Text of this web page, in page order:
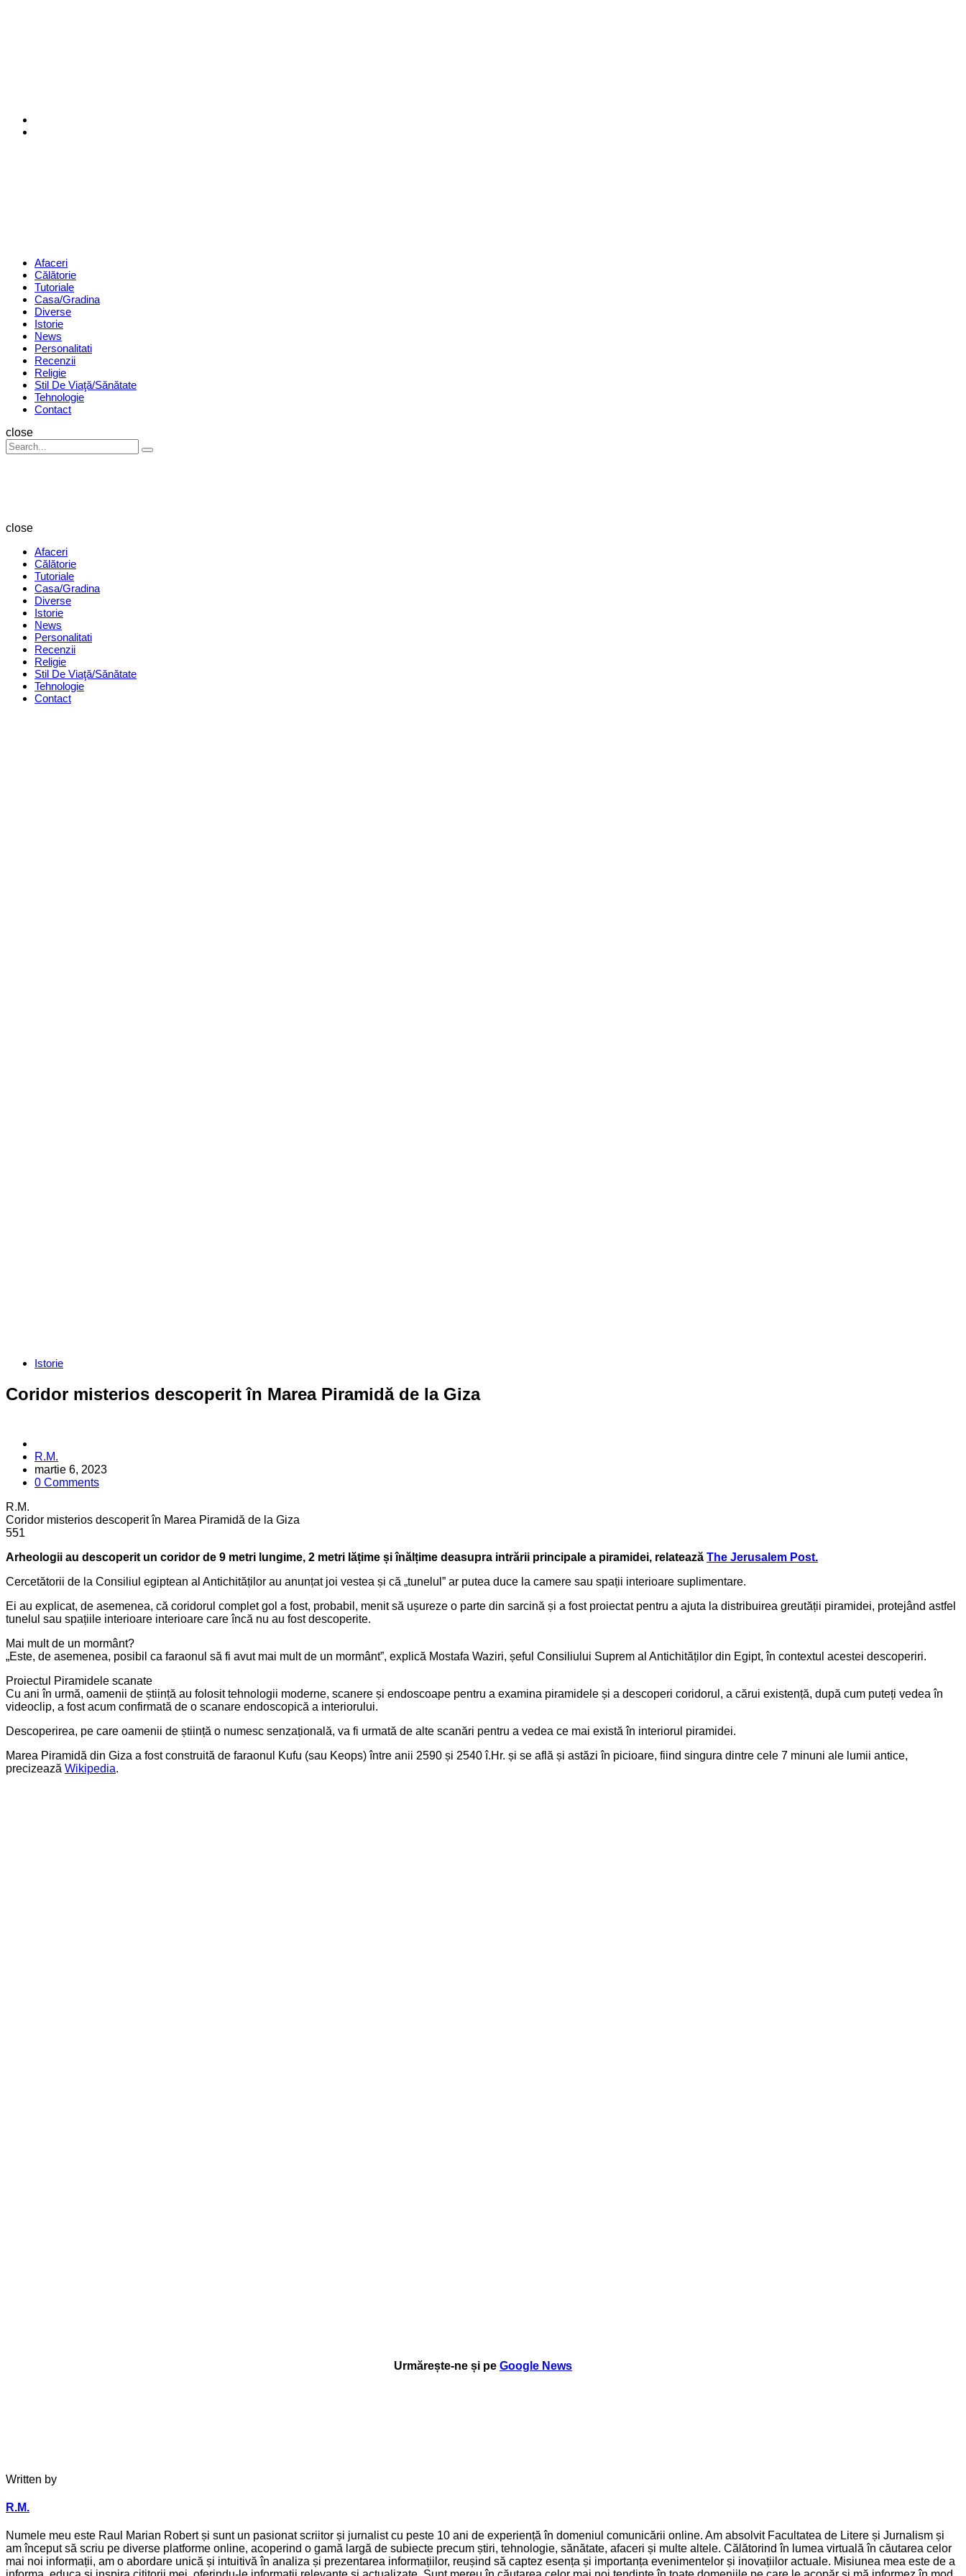
Menu Afaceri
Călătorie
Tutoriale
Casa/Gradina
Diverse
Istorie
News
Personalitati
Recenzii
Religie
Stil De Viaţă/Sănătate
Tehnologie
Contact
Search
close
Search
for:
Search
close
Afaceri
Călătorie
Tutoriale
Casa/Gradina
Diverse
Istorie
News
Personalitati
Recenzii
Religie
Stil De Viaţă/Sănătate
Tehnologie
Contact
Categories
Istorie
Coridor misterios descoperit în Marea Piramidă de la Giza
Posted
by
R.M.
martie 6, 2023
0 Comments
R.M.
Coridor misterios descoperit în Marea Piramidă de la Giza
551
Arheologii au descoperit un coridor de 9 metri lungime, 2 metri lățime și înălțime deasupra intrării principale a piramidei, relatează The Jerusalem Post.
Cercetătorii de la Consiliul egiptean al Antichităților au anunțat joi vestea și că „tunelul” ar putea duce la camere sau spații interioare suplimentare.
Ei au explicat, de asemenea, că coridorul complet gol a fost, probabil, menit să ușureze o parte din sarcină și a fost proiectat pentru a ajuta la distribuirea greutății piramidei, protejând astfel
tunelul sau spațiile interioare interioare care încă nu au fost descoperite.
Mai mult de un mormânt?
„Este, de asemenea, posibil ca faraonul să fi avut mai mult de un mormânt”, explică Mostafa Waziri, șeful Consiliului Suprem al Antichităților din Egipt, în contextul acestei descoperiri.
Proiectul Piramidele scanate
Cu ani în urmă, oamenii de știință au folosit tehnologii moderne, scanere și endoscoape pentru a examina piramidele și a descoperi coridorul, a cărui existență, după cum puteți vedea în
videoclip, a fost acum confirmată de o scanare endoscopică a interiorului.
Descoperirea, pe care oamenii de știință o numesc senzațională, va fi urmată de alte scanări pentru a vedea ce mai există în interiorul piramidei.
Marea Piramidă din Giza a fost construită de faraonul Kufu (sau Keops) între anii 2590 și 2540 î.Hr. și se află și astăzi în picioare, fiind singura dintre cele 7 minuni ale lumii antice,
precizează Wikipedia.
Urmărește-ne și pe Google News
Written by
R.M.
Numele meu este Raul Marian Robert și sunt un pasionat scriitor și jurnalist cu peste 10 ani de experiență în domeniul comunicării online. Am absolvit Facultatea de Litere și Jurnalism și
am început să scriu pe diverse platforme online, acoperind o gamă largă de subiecte precum știri, tehnologie, sănătate, afaceri și multe altele. Călătorind în lumea virtuală în căutarea celor
mai noi informații, am o abordare unică și intuitivă în analiza și prezentarea informațiilor, reușind să captez esența și importanța evenimentelor și inovațiilor actuale. Misiunea mea este de a